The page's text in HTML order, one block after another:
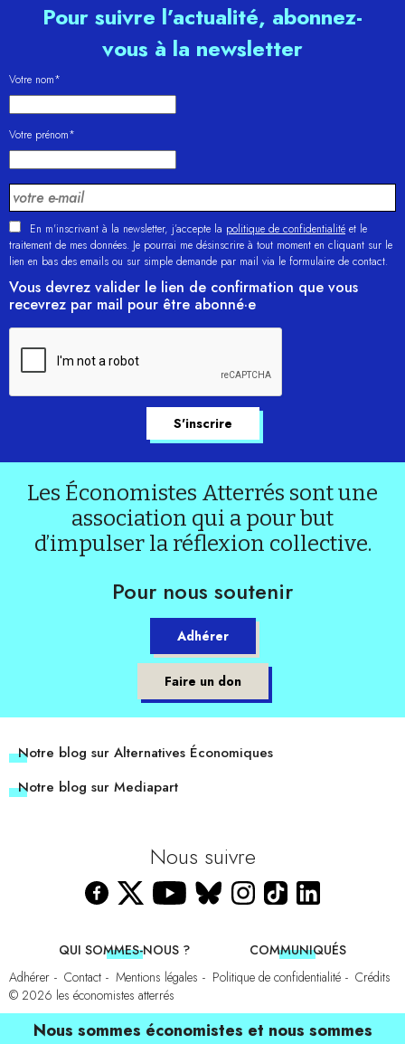
Pour suivre l’actualité, abonnez-
vous à la newsletter
Votre nom*
Votre prénom*
En m'inscrivant à la newsletter, j’accepte la politique de confidentialité et le
traitement de mes données. Je pourrai me désinscrire à tout moment en cliquant sur le
lien en bas des emails ou sur simple demande par mail via le formulaire de contact.
Vous devrez valider le lien de confirmation que vous
recevrez par mail pour être abonné·e
Les Économistes Atterrés sont une
association qui a pour but
d’impulser la réflexion collective.
Pour nous soutenir
Adhérer
Faire un don
Notre blog sur Alternatives Économiques
Notre blog sur Mediapart
Nous suivre
QUI SOMMES-NOUS ?
COMMUNIQUÉS
Adhérer
Contact Mentions légales Politique de confidentialité
Crédits
© 2026 les économistes atterrés
Nous sommes économistes et nous sommes